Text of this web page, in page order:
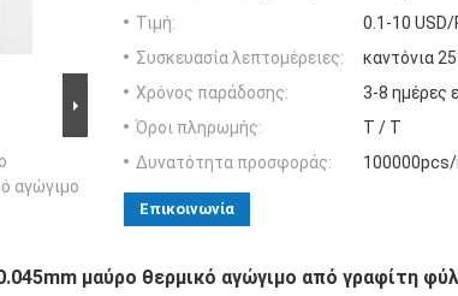
αγώγιμο
Τιμή:
0.1-10 USD/
Συσκευασία λεπτομέρειες:
καντόνια
Χρόνος παράδοσης:
3-8 ημέρες
Όροι πληρωμής:
T / T
Δυνατότητα προσφοράς:
Επικοινωνία
μαύρο θερμικό αγώγιμο από γραφίτη